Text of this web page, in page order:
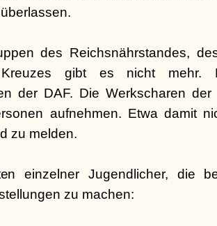
des Reichsnährstandes,
gibt es nicht mehr.
der DAF. Die Werkscharen
aufnehmen. Etwa damit
zu melden.
einzelner Jugendlicher, die
zu machen: